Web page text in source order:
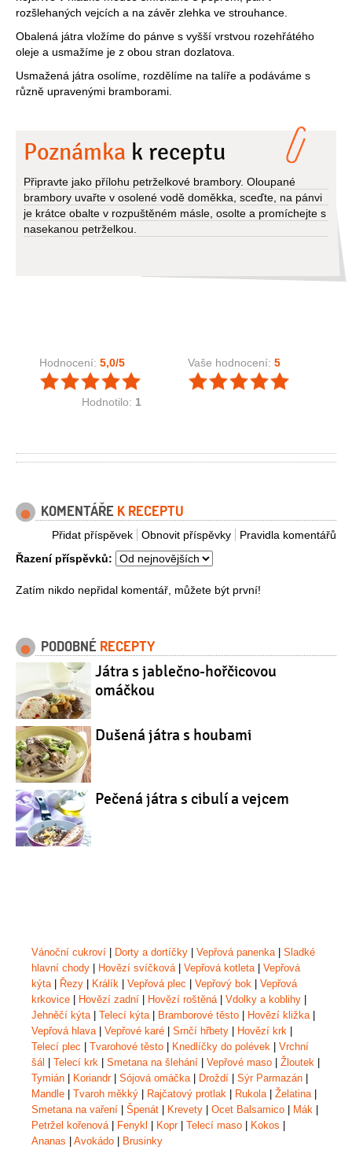
rozšlehaných vejcích a na závěr zlehka ve strouhance.
Obalená játra vložíme do pánve s vyšší vrstvou rozehřátého
oleje a usmažíme je z obou stran dozlatova.
Usmažená játra osolíme, rozdělíme na talíře a podáváme s
různě upravenými bramborami.
Poznámka k receptu
Připravte jako přílohu petrželkové brambory. Oloupané
brambory uvařte v osolené vodě doměkka, sceďte, na pánvi
je krátce obalte v rozpuštěném másle, osolte a promíchejte s
nasekanou petrželkou.
Hodnocení: 5,0/5
Hodnotilo: 1
Vaše hodnocení: 5
KOMENTÁŘE K RECEPTU
Pravidla komentářů
Obnovit příspěvky
Přidat příspěvek
Řazení příspěvků:
Zatím nikdo nepřidal komentář, můžete být první!
PODOBNÉ RECEPTY
Játra s jablečno-hořčicovou
omáčkou
Dušená játra s houbami
Pečená játra s cibulí a vejcem
Vánoční cukroví Dorty a dortíčky Vepřová panenka| Sladké
hlavní chody
Hovězí svíčková| Vepřová kotleta| Vepřová
kýta| Řezy Králík Vepřová plec Vepřový bok
Vepřová
krkovice
Hovězí zadní Hovězí roštěná| Vdolky a koblihy
Jehněčí kýta| Telecí kýta| Bramborové těsto Hovězí kližka|
Vepřová hlava| Vepřové karé Srnčí hřbety Hovězí krk
Telecí plec
Tvarohové těsto Knedlíčky do polévek
Vrchní
šál
Telecí krk Smetana na šlehání Vepřové maso Žloutek
Tymián
Koriandr| Sójová omáčka| Droždí Sýr Parmazán
Mandle
Tvaroh měkký Rajčatový protlak Rukola| Želatina|
Smetana na vaření
Špenát Krevety Ocet Balsamico Mák
Petržel kořenová| Fenykl Kopr| Telecí maso Kokos
Ananas
Avokádo Brusinky